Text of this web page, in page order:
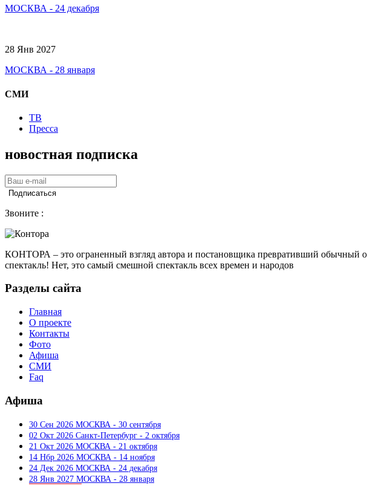
МОСКВА - 24 декабря
28 Янв 2027
МОСКВА - 28 января
СМИ
ТВ
Пресса
новостная подписка
Подписаться
Звоните :
КОНТОРА – это ограненный взгляд автора и постановщика превративший
спектакль! Нет, это самый смешной спектакль всех времен и народов
Разделы сайта
Главная
О проекте
Контакты
Фото
Афиша
СМИ
Faq
Афиша
30 Сен 2026 МОСКВА - 30 сентября
02 Окт 2026 Санкт-Петербург - 2 октября
21 Окт 2026 МОСКВА - 21 октября
14 Нбр 2026 МОСКВА - 14 ноября
24 Дек 2026 МОСКВА - 24 декабря
28 Янв 2027 МОСКВА - 28 января